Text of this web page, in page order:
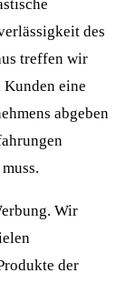
des
treffen wir
eine
abgeben
Wir
der